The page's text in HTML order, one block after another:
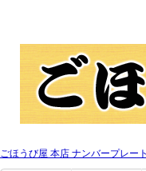
ごほうび屋 本店 ナンバープレー